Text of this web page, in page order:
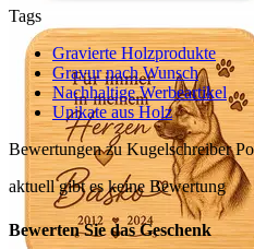
Tags
Gravierte Holzprodukte
Gravur nach Wunsch
Nachhaltige Werbeartikel
Unikate aus Holz
Bewertungen zu Kugelschreiber
aktuell gibt es keine Bewertung
Bewerten Sie das Geschenk